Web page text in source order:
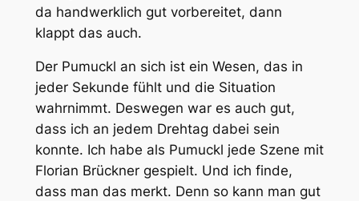
da handwerklich gut vorbereitet, dann
klappt das auch.
Der Pumuckl an sich ist ein Wesen, das in
jeder Sekunde fühlt und die Situation
wahrnimmt. Deswegen war es auch gut,
dass ich an jedem Drehtag dabei sein
konnte. Ich habe als Pumuckl jede Szene mit
Florian Brückner gespielt. Und ich finde,
dass man das merkt. Denn so kann man gut